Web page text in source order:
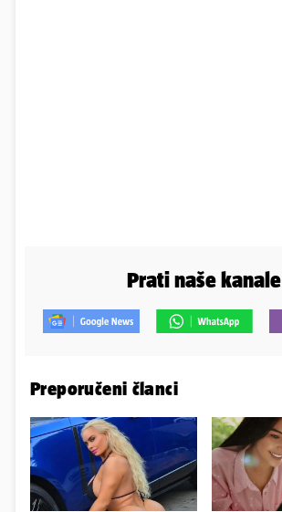
Prati naše kanale
Preporučeni članci